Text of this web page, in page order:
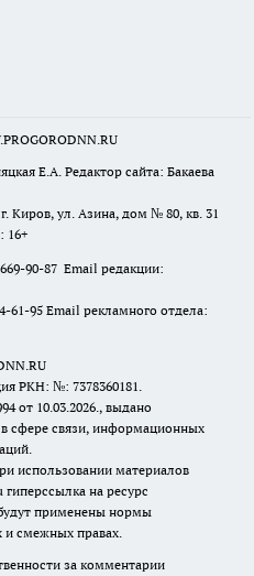
Е.А. Редактор сайта: Бакаева
Киров, ул. Азина, дом № 80, кв. 31
16+
90-87 Email редакции:
61-95 Email рекламного отдела:
РКН: №: 7378360181.
от 10.03.2026., выдано
сфере связи, информационных
использовании материалов
на ресурс
применены нормы
и смежных правах.
за комментарии